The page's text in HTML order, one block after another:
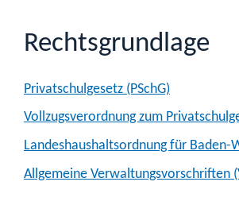
Rechtsgrundlage
Privatschulgesetz (PSchG)
Vollzugsverordnung zum
Landeshaushaltsordnung für Baden-
Allgemeine Verwaltungsvorschriften